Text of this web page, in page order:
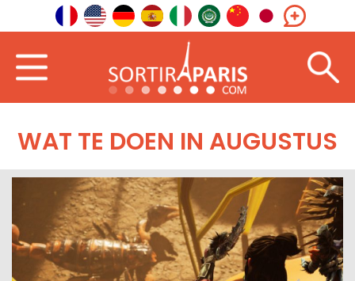
WAT TE DOEN IN AUGUSTUS